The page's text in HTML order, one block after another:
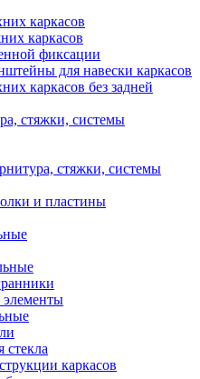
каркасов
каркасов
фиксации
для навески каркасов
каркасов без задней
стяжки, системы
стяжки, системы
и пластины
элементы
стекла
каркасов